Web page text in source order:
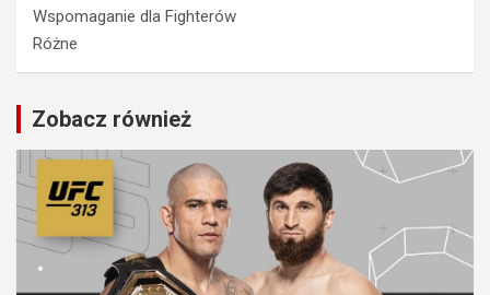
Wspomaganie dla Fighterów
Różne
Zobacz również